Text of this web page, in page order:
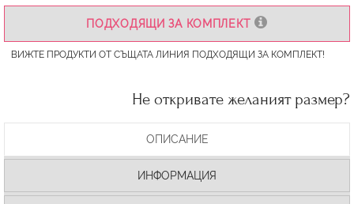
ПОДХОДЯЩИ ЗА КОМПЛЕКТ
ВИЖТЕ ПРОДУКТИ ОТ СЪЩАТА ЛИНИЯ ПОДХОДЯЩИ ЗА КОМПЛЕКТ!
Не откривате желаният размер?
ОПИСАНИЕ
ИНФОРМАЦИЯ